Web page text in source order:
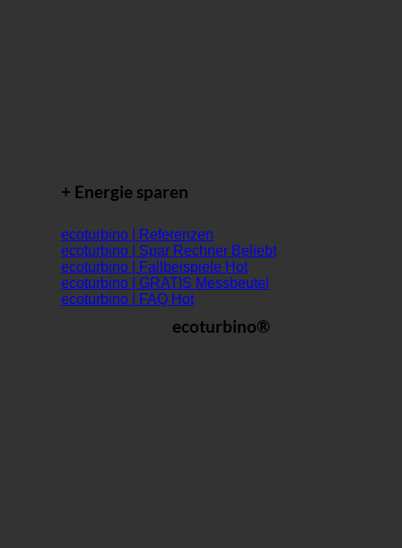
+ Energie sparen
ecoturbino | Referenzen
ecoturbino | Spar Rechner
ecoturbino | Fallbeispiele
ecoturbino | GRATIS Messbeutel
ecoturbino | FAQ
ecoturbino®